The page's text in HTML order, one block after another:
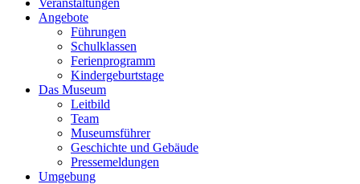
Veranstaltungen
Angebote
Führungen
Schulklassen
Ferienprogramm
Kindergeburtstage
Das Museum
Leitbild
Team
Museumsführer
Geschichte und Gebäude
Pressemeldungen
Umgebung